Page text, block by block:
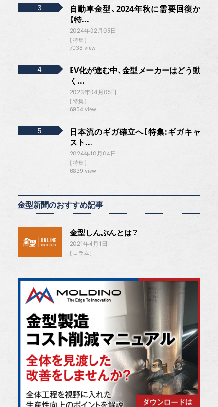
自動車金型、2024年秋に需要回復か
【特...
2024年02月05日
特集
7038 view
EV化が進む中、金型メーカーはどう動
く...
2023年04月05日
特集
6954 view
日本流のギガ確立へ【特集:ギガキャ
スト...
2024年10月04日
特集
6839 view
金型新聞のおすすめ記事
金型しんぶんとは？
2021年4月1日
コラム